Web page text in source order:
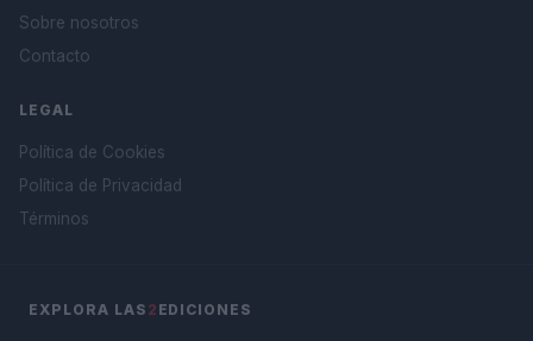
Sobre nosotros
Contacto
LEGAL
Política de Cookies
Política de Privacidad
Términos
EXPLORA LAS 2 EDICIONES